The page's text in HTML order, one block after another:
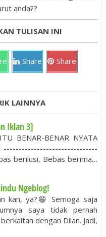
anda??
TULISAN INI
Share Share
LAINNYA
Iklan 3]
BENAR-BENAR NYATA
-------------------------------
berilusi, Bebas berima…
Ngeblog!
kan, ya?😁 Semoga saja
saya tidak pernah
dengan Dilan. Jadi,